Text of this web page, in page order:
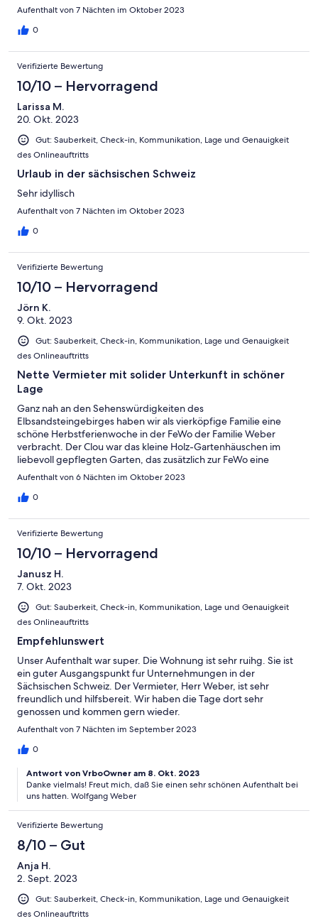
Aufenthalt von 7 Nächten im Oktober 2023
0
Verifizierte Bewertung
10/10 – Hervorragend
Larissa M.
20. Okt. 2023
Gut: Sauberkeit, Check-in, Kommunikation, Lage und Genauigkeit
des Onlineauftritts
Urlaub in der sächsischen Schweiz
Sehr idyllisch
Aufenthalt von 7 Nächten im Oktober 2023
0
Verifizierte Bewertung
10/10 – Hervorragend
Jörn K.
9. Okt. 2023
Gut: Sauberkeit, Check-in, Kommunikation, Lage und Genauigkeit
des Onlineauftritts
Nette Vermieter mit solider Unterkunft in schöner
Lage
Ganz nah an den Sehenswürdigkeiten des
Elbsandsteingebirges haben wir als vierköpfige Familie eine
schöne Herbstferienwoche in der FeWo der Familie Weber
verbracht. Der Clou war das kleine Holz-Gartenhäuschen im
liebevoll gepflegten Garten, das zusätzlich zur FeWo eine
spannende Schlafmöglichkeit für Kinder bietet. Die FeWo selbst
Sterne-Hotel erwartet und nach Tagesausflügen zum günstigen
Vermieter kümmert sich mit großem Engagement um die Gäste,
gibt gute Tipps für das Ausschwärmen in die Umgebung und ist
stets im Nachbarhaus vor Ort.
Aufenthalt von 6 Nächten im Oktober 2023
0
Verifizierte Bewertung
10/10 – Hervorragend
Janusz H.
7. Okt. 2023
Gut: Sauberkeit, Check-in, Kommunikation, Lage und Genauigkeit
des Onlineauftritts
Empfehlunswert
Unser Aufenthalt war super. Die Wohnung ist sehr ruihg. Sie ist
ein guter Ausgangspunkt fur Unternehmungen in der
Sächsischen Schweiz. Der Vermieter, Herr Weber, ist sehr
freundlich und hilfsbereit. Wir haben die Tage dort sehr
genossen und kommen gern wieder.
Aufenthalt von 7 Nächten im September 2023
0
Antwort von VrboOwner am 8. Okt. 2023
Danke vielmals! Freut mich, daß Sie einen sehr schönen Aufenthalt bei
uns hatten. Wolfgang Weber
Verifizierte Bewertung
8/10 – Gut
Anja H.
2. Sept. 2023
Gut: Sauberkeit, Check-in, Kommunikation, Lage und Genauigkeit
des Onlineauftritts